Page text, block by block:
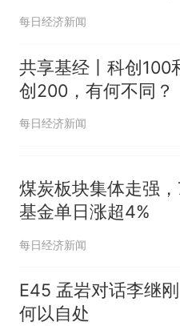
备ETF易方达（
每日经济新闻
共享基经丨科创100
创200，有何不同？
每日经济新闻
煤炭板块集体走强，
基金单日涨超4%
每日经济新闻
E45 孟岩对话李继
何以自处